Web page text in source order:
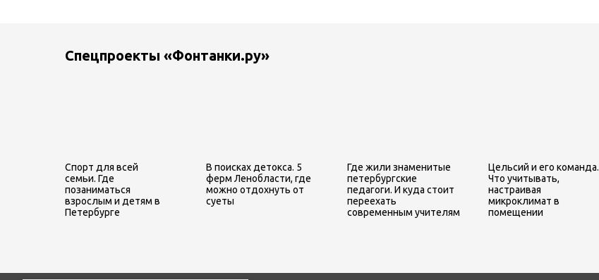
Спецпроекты «Фонтанки.ру»
Спорт для всей
семьи. Где
позаниматься
взрослым и детям в
Петербурге
В поисках детокса. 5
ферм Ленобласти, где
можно отдохнуть от
суеты
Где жили знаменитые
петербургские
педагоги. И куда стоит
переехать
современным учителям
Цельсий и его команда.
Что учитывать,
настраивая
микроклимат в
помещении